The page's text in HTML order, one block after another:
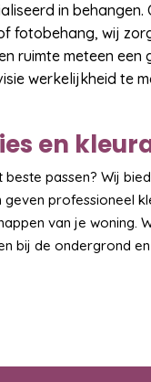
in behangen.
fotobehang, wij
ruimte meteen een
werkelijkheid te
en
passen? Wij
professioneel
van je woning.
bij de ondergrond en